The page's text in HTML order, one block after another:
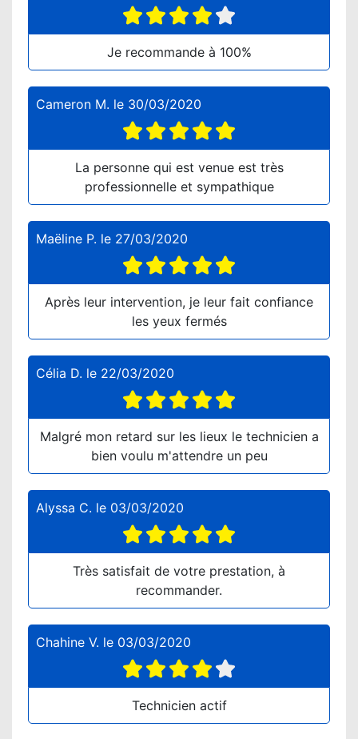
Je recommande à 100%
Cameron M. le 30/03/2020
La personne qui est venue est très
professionnelle et sympathique
Maëline P. le 27/03/2020
Après leur intervention, je leur fait confiance
les yeux fermés
Célia D. le 22/03/2020
Malgré mon retard sur les lieux le technicien a
bien voulu m'attendre un peu
Alyssa C. le 03/03/2020
Très satisfait de votre prestation, à
recommander.
Chahine V. le 03/03/2020
Technicien actif